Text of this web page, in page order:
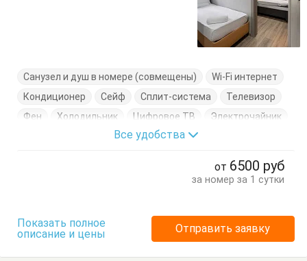
Санузел и душ в номере (совмещены)
Wi-Fi интернет
Кондиционер
Сейф Сплит-система
Телевизор
Фен
Холодильник Цифровое ТВ
Электрочайник
Кровать двуспальная Посуда
Все удобства
от 6500 руб
за номер за 1 сутки
Показать полное
описание и цены
Отправить заявку